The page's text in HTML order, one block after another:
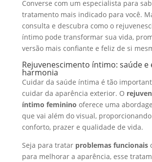
Converse com um especialista para
tratamento mais indicado para você.
consulta e descubra como o
íntimo pode transformar sua vida,
versão mais confiante e feliz de si
Rejuvenescimento íntimo: saúde e
harmonia
Cuidar da saúde íntima é tão
cuidar da aparência exterior. O
íntimo feminino oferece uma
que vai além do visual,
conforto, prazer e qualidade de vida.
Seja para tratar problemas funcionais
para melhorar a aparência, esse